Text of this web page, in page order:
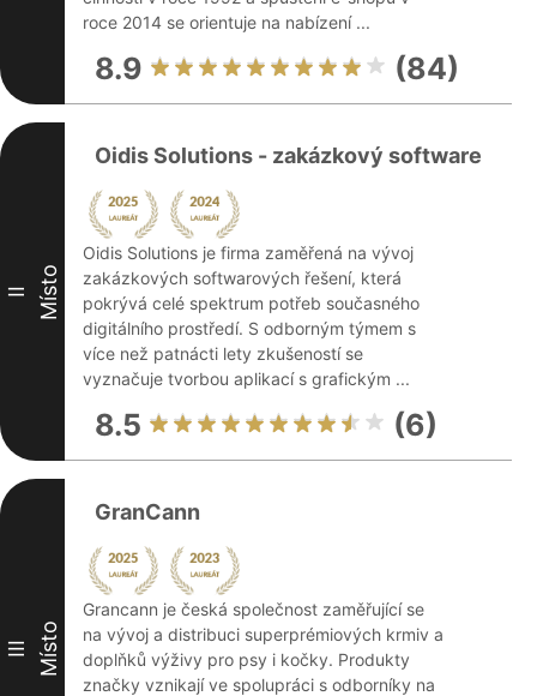
roce 2014 se orientuje na nabízení ...
8.9 (84)
II Místo
Oidis Solutions - zakázkový software
Oidis Solutions je firma zaměřená na vývoj
zakázkových softwarových řešení, která
pokrývá celé spektrum potřeb současného
digitálního prostředí. S odborným týmem s
více než patnácti lety zkušeností se
vyznačuje tvorbou aplikací s grafickým ...
8.5 (6)
III Místo
GranCann
Grancann je česká společnost zaměřující se
na vývoj a distribuci superprémiových krmiv a
doplňků výživy pro psy i kočky. Produkty
značky vznikají ve spolupráci s odborníky na